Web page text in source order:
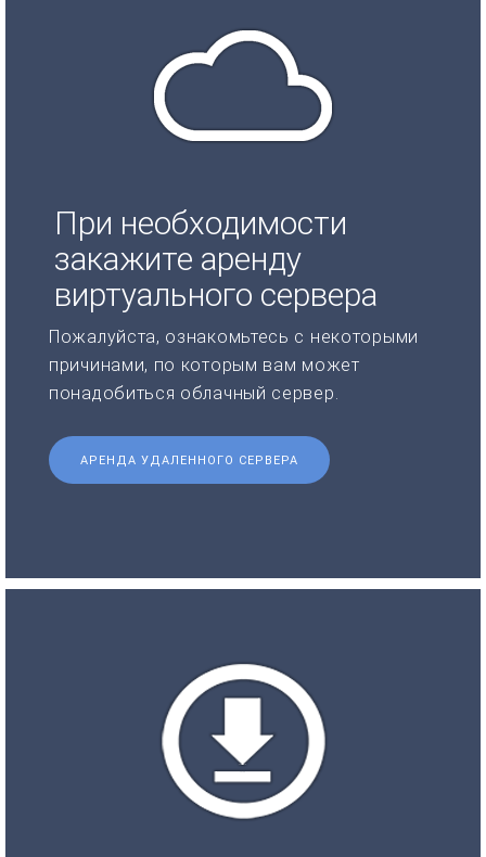
При необходимости
закажите аренду
виртуального сервера
Пожалуйста, ознакомьтесь с некоторыми
причинами, по которым вам может
понадобиться облачный сервер.
АРЕНДА УДАЛЕННОГО СЕРВЕРА